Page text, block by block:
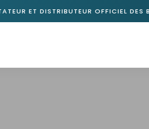
ET DISTRIBUTEUR OFFICIEL DES